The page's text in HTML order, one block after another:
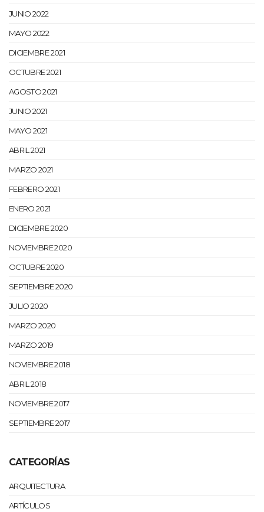
JUNIO 2022
MAYO 2022
DICIEMBRE 2021
OCTUBRE 2021
AGOSTO 2021
JUNIO 2021
MAYO 2021
ABRIL 2021
MARZO 2021
FEBRERO 2021
ENERO 2021
DICIEMBRE 2020
NOVIEMBRE 2020
OCTUBRE 2020
SEPTIEMBRE 2020
JULIO 2020
MARZO 2020
MARZO 2019
NOVIEMBRE 2018
ABRIL 2018
NOVIEMBRE 2017
SEPTIEMBRE 2017
CATEGORÍAS
ARQUITECTURA
ARTÍCULOS